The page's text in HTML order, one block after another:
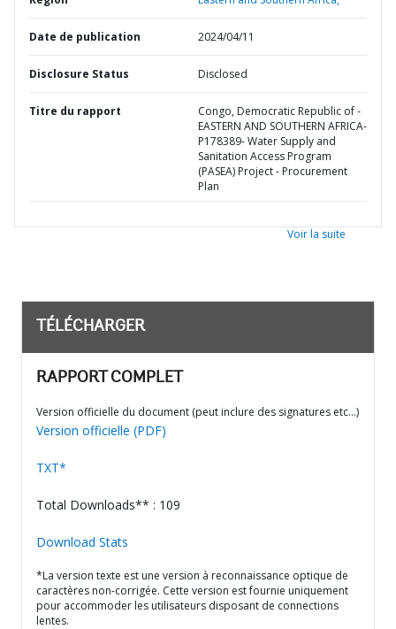
Date de publication 2024/04/11
Disclosure Status Disclosed
Titre du rapport
Congo, Democratic Republic of -
EASTERN AND SOUTHERN AFRICA-
P178389- Water Supply and
Sanitation Access Program
(PASEA) Project - Procurement
Plan
Voir la suite
TÉLÉCHARGER
RAPPORT COMPLET
Version officielle du document (peut inclure des signatures etc…)
Version officielle (PDF)
TXT*
Total Downloads** : 109
Download Stats
*La version texte est une version à reconnaissance optique de
caractères non-corrigée. Cette version est fournie uniquement
pour accommoder les utilisateurs disposant de connections
lentes.